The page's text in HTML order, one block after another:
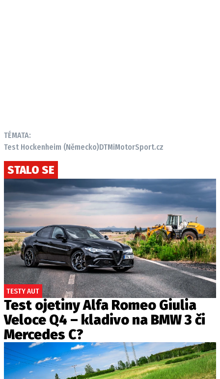
TÉMATA:
Test Hockenheim (Německo)DTMiMotorSport.cz
STALO SE
TESTY AUT
Test ojetiny Alfa Romeo Giulia
Veloce Q4 – kladivo na BMW 3 či
Mercedes C?